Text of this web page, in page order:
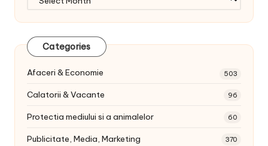
Categories
Afaceri & Economie 503
Calatorii & Vacante 96
Protectia mediului si a animalelor 60
Publicitate, Media, Marketing 370